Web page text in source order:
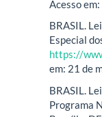
Acesso
BRASIL.
Especial
https://
em: 21 de
BRASIL.
Programa